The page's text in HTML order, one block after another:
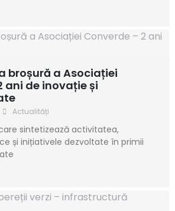
broșură a Asociației
ani de inovație și
Actualități
sintetizează activitatea,
și inițiativele dezvoltate în primii